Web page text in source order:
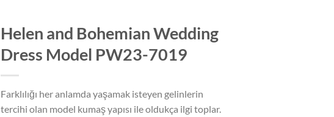
Helen and Bohemian Wedding
Dress Model PW23-7019
Farklılığı her anlamda yaşamak isteyen gelinlerin
tercihi olan model kumaş yapısı ile oldukça ilgi toplar.